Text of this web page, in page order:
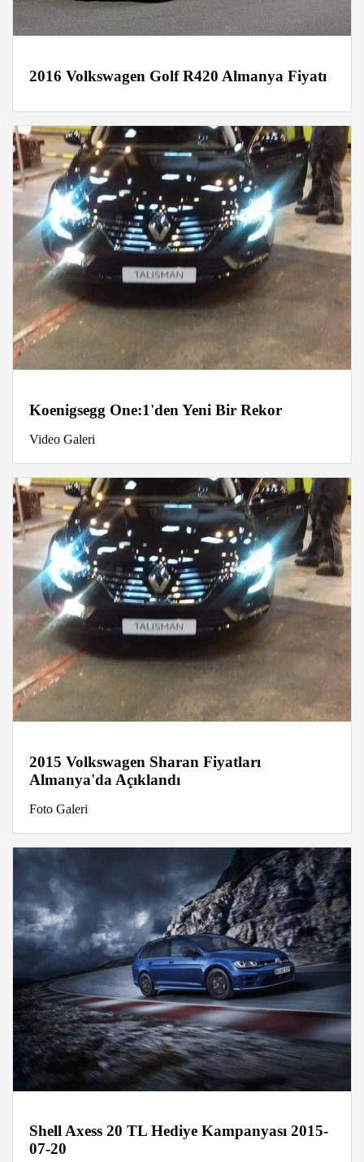
2016 Volkswagen Golf R420 Almanya Fiyatı
Koenigsegg One:1'den Yeni Bir Rekor
Video Galeri
2015 Volkswagen Sharan Fiyatları
Almanya'da Açıklandı
Foto Galeri
Shell Axess 20 TL Hediye Kampanyası 2015-
07-20